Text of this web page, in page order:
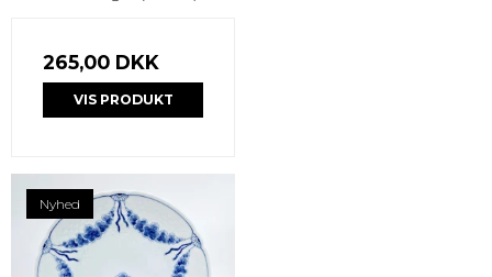
265,00 DKK
VIS PRODUKT
Nyhed